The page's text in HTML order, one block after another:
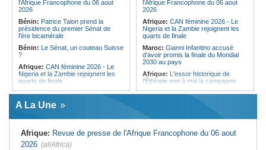
remet aux organisations politiques la
directive ministérielle de l'année
politique 2026
Congo-Kinshasa:Gratien de
Saint-Nicolas Iracan - « Je ne
soutiendrai jamais un dialogue
destiné au partage du pouvoir ou à
la légitimation des groupes armés »
Afrique de l'Est:
les moyens, entraver la coopération
équitable par tous les moyens
l'Afrique Francophone du 06 aout
2026
Bénin: Patrice Talon prend la
présidence du premier Sénat de
l'ère bicamérale
Bénin: Le Sénat, un couteau Suisse
?
Afrique: CAN féminine 2026 - Le
Nigeria et la Zambie rejoignent les
quarts de finale
Afrique:Le continent, plaque
tournante des faux ordres de
virement
Mali:Achat d'un avion présidentiel -
condamnation de l'ex-ministre de
l'Économie
l'Afrique Francophone du 06 aout
2026
Afrique: CAN féminine 2026 - Le
Nigeria et la Zambie rejoignent les
quarts de finale
Maroc: Gianni Infantino accusé
d'avoir promis la finale du Mondial
2030 au pays
Afrique: L'essor historique de
l'Éthiopie met à mal la campagne
blessés dans un grave accident de
A La Une
Afrique: Revue de presse de l'Afrique Francophone du 06 aout
2026 (allAfrica)